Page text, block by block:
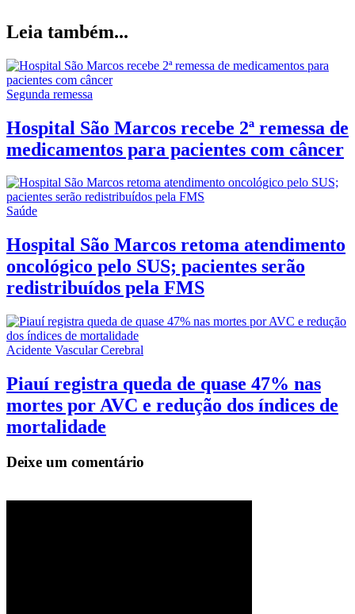
Leia também...
Segunda remessa
Hospital São Marcos recebe 2ª remessa de
medicamentos para pacientes com câncer
Saúde
Hospital São Marcos retoma atendimento
oncológico pelo SUS; pacientes serão
redistribuídos pela FMS
Acidente Vascular Cerebral
Piauí registra queda de quase 47% nas
mortes por AVC e redução dos índices de
mortalidade
Deixe um comentário